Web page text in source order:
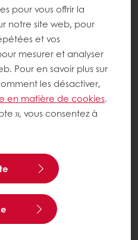
pour vous offrir la
notre site web, pour
et vos
mesurer et analyser
Pour en savoir plus sur
les désactiver,
en matière de cookies.
», vous consentez à